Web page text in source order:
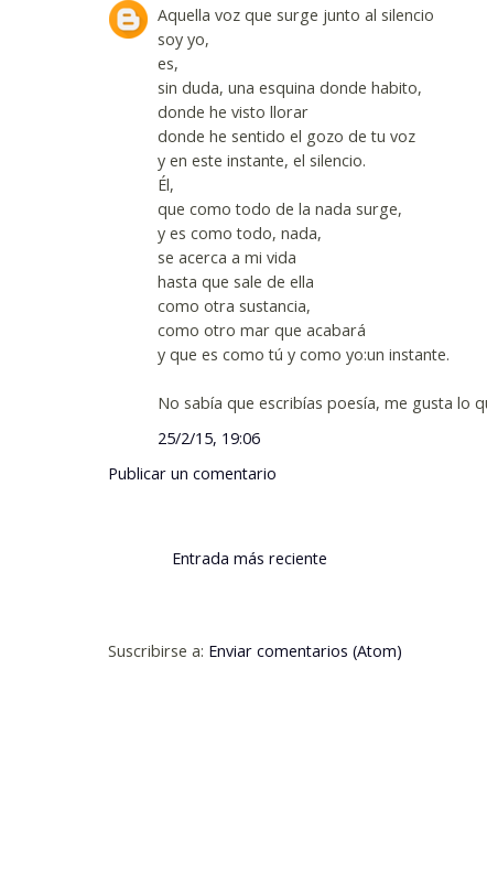
Aquella voz que surge junto al silencio
soy yo,
es,
sin duda, una esquina donde habito,
donde he visto llorar
donde he sentido el gozo de tu voz
y en este instante, el silencio.
Él,
que como todo de la nada surge,
y es como todo, nada,
se acerca a mi vida
hasta que sale de ella
como otra sustancia,
como otro mar que acabará
y que es como tú y como yo:un instante.
No sabía que escribías poesía, me gusta lo
25/2/15, 19:06
Publicar un comentario
Entrada más reciente
Suscribirse a: Enviar comentarios (Atom)